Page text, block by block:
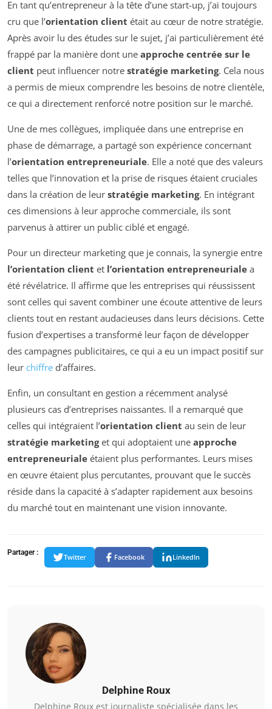
En tant qu’entrepreneur à la tête d’une start-up, j’ai toujours
cru que l’orientation client était au cœur de notre stratégie.
Après avoir lu des études sur le sujet, j’ai particulièrement été
frappé par la manière dont une approche centrée sur le
client peut influencer notre stratégie marketing. Cela nous
a permis de mieux comprendre les besoins de notre clientèle,
ce qui a directement renforcé notre position sur le marché.
Une de mes collègues, impliquée dans une entreprise en
phase de démarrage, a partagé son expérience concernant
l’orientation entrepreneuriale. Elle a noté que des valeurs
telles que l’innovation et la prise de risques étaient cruciales
dans la création de leur stratégie marketing. En intégrant
ces dimensions à leur approche commerciale, ils sont
parvenus à attirer un public ciblé et engagé.
Pour un directeur marketing que je connais, la synergie entre
l’orientation client et l’orientation entrepreneuriale a
été révélatrice. Il affirme que les entreprises qui réussissent
sont celles qui savent combiner une écoute attentive de leurs
clients tout en restant audacieuses dans leurs décisions. Cette
fusion d’expertises a transformé leur façon de développer
des campagnes publicitaires, ce qui a eu un impact positif sur
leur chiffre d’affaires.
Enfin, un consultant en gestion a récemment analysé
plusieurs cas d’entreprises naissantes. Il a remarqué que
celles qui intégraient l’orientation client au sein de leur
stratégie marketinget qui adoptaient une approche
entrepreneuriale étaient plus performantes. Leurs mises
en œuvre étaient plus percutantes, prouvant que le succès
réside dans la capacité à s’adapter rapidement aux besoins
du marché tout en maintenant une vision innovante.
Partager :
Twitter Facebook LinkedIn
Delphine Roux
Delphine Roux est journaliste spécialisée dans les